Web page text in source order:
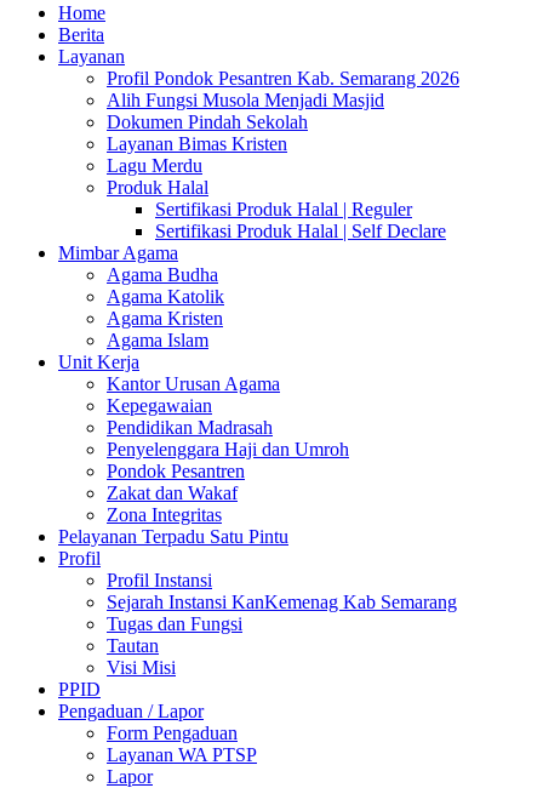
Home
Berita
Layanan
Profil Pondok Pesantren Kab. Semarang 2026
Alih Fungsi Musola Menjadi Masjid
Dokumen Pindah Sekolah
Layanan Bimas Kristen
Lagu Merdu
Produk Halal
Sertifikasi Produk Halal | Reguler
Sertifikasi Produk Halal | Self Declare
Mimbar Agama
Agama Budha
Agama Katolik
Agama Kristen
Agama Islam
Unit Kerja
Kantor Urusan Agama
Kepegawaian
Pendidikan Madrasah
Penyelenggara Haji dan Umroh
Pondok Pesantren
Zakat dan Wakaf
Zona Integritas
Pelayanan Terpadu Satu Pintu
Profil
Profil Instansi
Sejarah Instansi KanKemenag Kab Semarang
Tugas dan Fungsi
Tautan
Visi Misi
PPID
Pengaduan / Lapor
Form Pengaduan
Layanan WA PTSP
Lapor